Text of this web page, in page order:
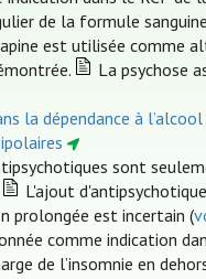
de la formule
est utilisée comme
La psychose
la dépendance à
sont
L'ajout
prolongée est incertain (
comme indication
de l’insomnie en